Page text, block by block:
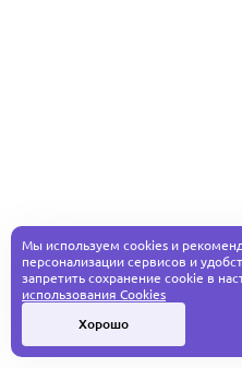
Мы используем cookies и
персонализации сервисов и
запретить сохранение cookie в
использования Cookies
Хорошо